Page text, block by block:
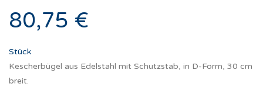
80,75 €
Stück
Kescherbügel aus Edelstahl mit Schutzstab, in D-Form, 30 cm
breit.